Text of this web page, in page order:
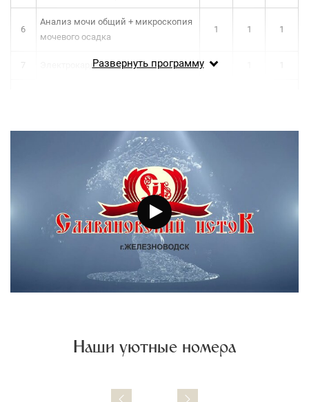
6
Анализ мочи общий + микроскопия
мочевого осадка
1 1 1
7 Электрокардиография 1
пузырь, поджелудочная железа,
Прием минеральной воды
Лечебное питание ежедневно
Ванны (одна из):
Лечебные души (один из):
13 Аппаратная физиотерапия (один из):
минеральные, лекарственные
Развернуть программу
Наши уютные номера